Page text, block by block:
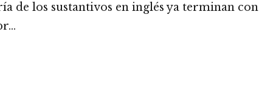
de los sustantivos en inglés ya terminan con